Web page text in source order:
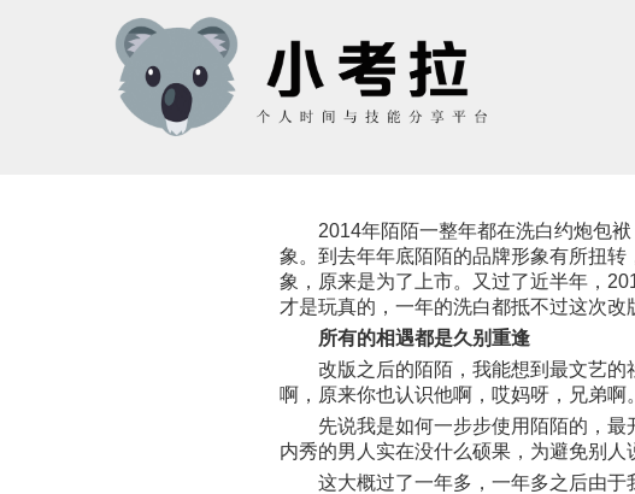
2014年陌陌一整年都在洗白约炮包袱
象。到去年年底陌陌的品牌形象有所扭
象，原来是为了上市。又过了近半年，
才是玩真的，一年的洗白都抵不过这次改
所有的相遇都是久别重逢
改版之后的陌陌，我能想到最文艺的社
啊，原来你也认识他啊，哎妈呀，兄弟啊。
先说我是如何一步步使用陌陌的，最
内秀的男人实在没什么硕果，为避免别人
这大概过了一年多，一年多之后由于